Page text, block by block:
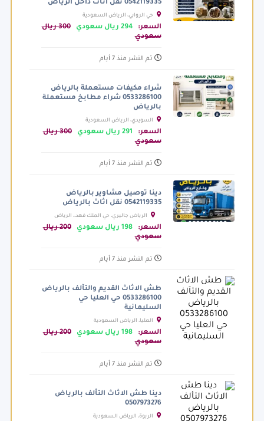
0542119335 نقل اثاث داخل الرياض
السعر: 294 ريال سعودي
300 ريال
سعودي
تم النشر منذ 7 أيام
شراء مكيفات مستعملة بالرياض
0533286100 شراء مطابخ مستعملة
بالرياض
السعر: 291 ريال سعودي
300 ريال
سعودي
تم النشر منذ 7 أيام
دينا توصيل مشاوير بالرياض
0542119335 نقل اثاث بالرياض
الرياض جاليري، حي الملك فهد،، الرياض
السعودية
السعر: 198 ريال سعودي
200 ريال
سعودي
تم النشر منذ 7 أيام
طش الاثاث القديم والتآلف بالرياض
0533286100 حي العليا حي
السليمانية
السعر: 198 ريال سعودي
200 ريال
سعودي
تم النشر منذ 7 أيام
دينا طش الاثاث التألف بالرياض
0507973276